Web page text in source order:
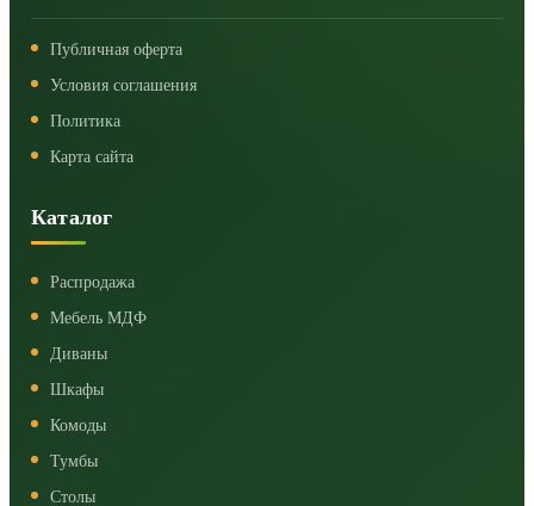
Публичная оферта
Условия соглашения
Политика
Карта сайта
Каталог
Распродажа
Мебель МДФ
Диваны
Шкафы
Комоды
Тумбы
Столы